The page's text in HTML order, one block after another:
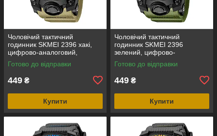
Чоловічий тактичний
годинник SKMEI 2396 хакі,
цифрово-аналоговий,
водозахист 5 ATM
Готово до відправки
449 ₴
Купити
Чоловічий тактичний
годинник SKMEI 2396
зелений, цифрово-
аналоговий, водозахист 5
ATM
Готово до відправки
449 ₴
Купити